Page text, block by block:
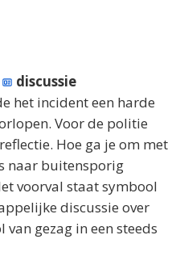
discussie
het incident een harde
Voor de politie
Hoe ga je om met
naar buitensporig
voorval staat symbool
discussie over
gezag in een steeds